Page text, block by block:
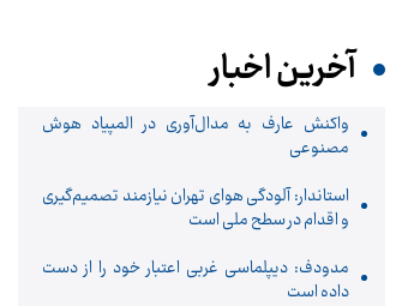
آخرین اخبار
واکنش عارف به مدال‌آوری در المپیاد هوش
مصنوعی
استاندار: آلودگی هوای تهران نیازمند تصمیم‌گیری
و اقدام در سطح ملی است
مدودف: دیپلماسی غربی اعتبار خود را از دست
داده است